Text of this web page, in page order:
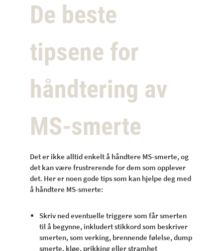
De beste
tipsene for
håndtering av
MS-smerte
Det er ikke alltid enkelt å håndtere MS-smerte, og
det kan være frustrerende for dem som opplever
det. Her er noen gode tips som kan hjelpe deg med
å håndtere MS-smerte:
Skriv ned eventuelle triggere som får smerten
til å begynne, inkludert stikkord som beskriver
smerten, som verking, brennende følelse, dump
smerte, kløe, prikking eller stramhet